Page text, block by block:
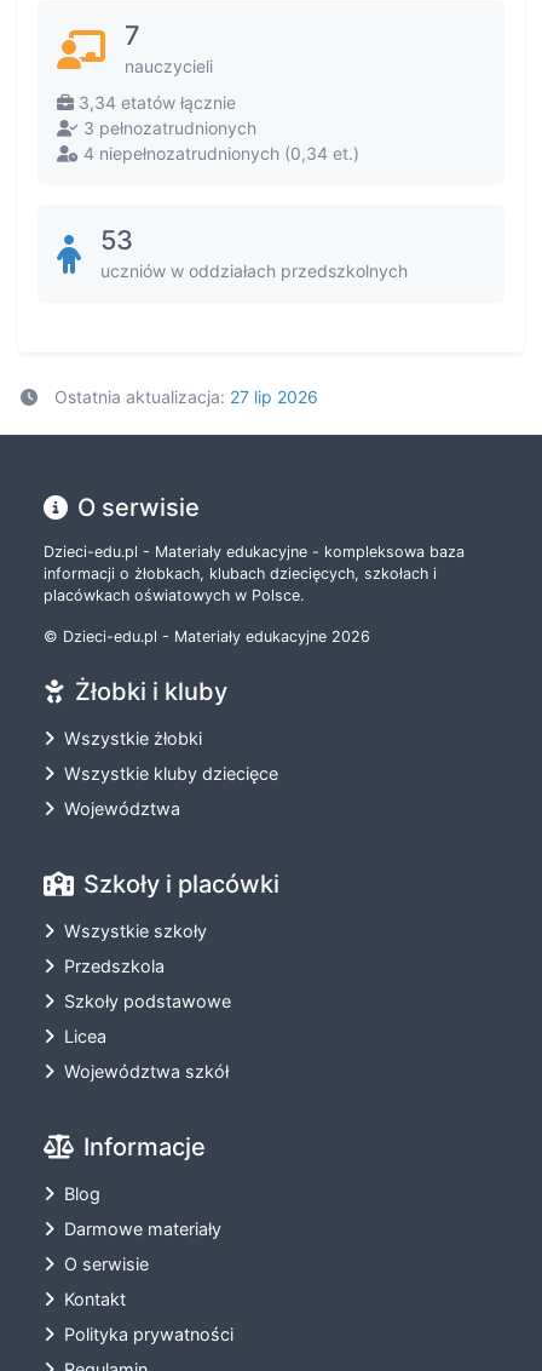
7
nauczycieli
3,34 etatów łącznie
3 pełnozatrudnionych
4 niepełnozatrudnionych (0,34 et.)
53
uczniów w oddziałach przedszkolnych
Ostatnia aktualizacja: 27 lip 2026
O serwisie
Dzieci-edu.pl - Materiały edukacyjne - kompleksowa baza
informacji o żłobkach, klubach dziecięcych, szkołach i
placówkach oświatowych w Polsce.
© Dzieci-edu.pl - Materiały edukacyjne 2026
Żłobki i kluby
Wszystkie żłobki
Wszystkie kluby dziecięce
Województwa
Szkoły i placówki
Wszystkie szkoły
Przedszkola
Szkoły podstawowe
Licea
Województwa szkół
Informacje
Blog
Darmowe materiały
O serwisie
Kontakt
Polityka prywatności